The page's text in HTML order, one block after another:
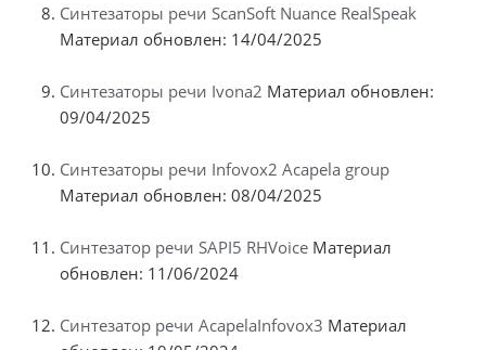
Синтезаторы речи ScanSoft Nuance RealSpeak
Материал обновлен: 14/04/2025
Синтезаторы речи Ivona2 Материал обновлен:
09/04/2025
Синтезаторы речи Infovox2 Acapela group
Материал обновлен: 08/04/2025
Синтезатор речи SAPI5 RHVoice Материал
обновлен: 11/06/2024
Синтезатор речи AcapelaInfovox3 Материал